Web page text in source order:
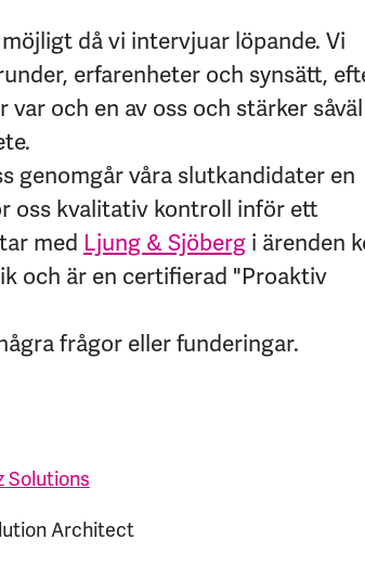
då vi intervjuar löpande. Vi
erfarenheter och synsätt,
och en av oss och stärker såväl
genomgår våra slutkandidater en
oss kvalitativ kontroll inför ett
med Ljung & Sjöberg i ärenden
och är en certifierad "Proaktiv
frågor eller funderingar.
Solutions
Architect